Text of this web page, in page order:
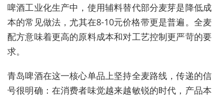
啤酒工业化生产中，使用辅料替代部分麦芽是降低成
本的常见做法，尤其在8-10元价格带更是普遍。全麦
配方意味着更高的原料成本和对工艺控制更严苛的要
求。
青岛啤酒在这一核心单品上坚持全麦路线，传递的信
号很明确：在消费者味觉越来越敏锐的时代，产品本